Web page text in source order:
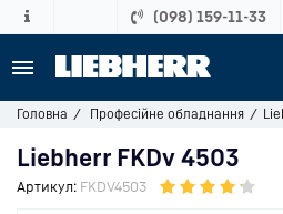
(098) 159-11-33
Головна Професійне обладнання
Liebherr FKDv 4503
Артикул: FKDV4503